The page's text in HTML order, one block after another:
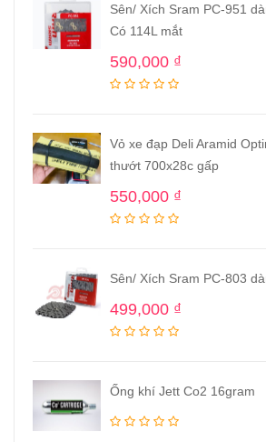
Sên/ Xích Sram PC-951
Có 114L mắt
590,000 ₫
Vỏ xe đạp Deli Aramid
thướt 700x28c gấp
550,000 ₫
Sên/ Xích Sram PC-803
499,000 ₫
Ống khí Jett Co2 16gram